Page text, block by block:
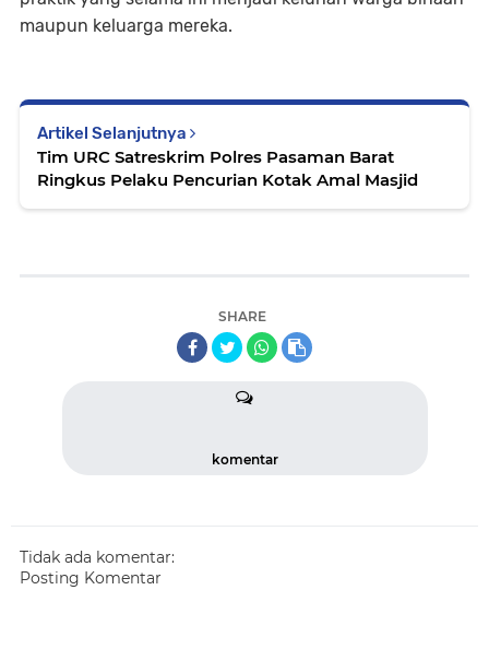
maupun keluarga mereka.
Artikel Selanjutnya
Tim URC Satreskrim Polres Pasaman Barat
Ringkus Pelaku Pencurian Kotak Amal Masjid
SHARE
komentar
Tidak ada komentar:
Posting Komentar